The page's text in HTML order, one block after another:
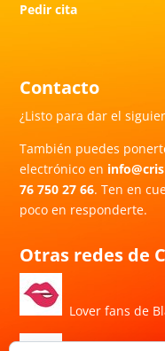
Pedir cita
Contacto
¿Listo para dar el
También puedes
electrónico en
76 750 27 66. Ten en
poco en responderte.
Otras redes de
Lover fans de